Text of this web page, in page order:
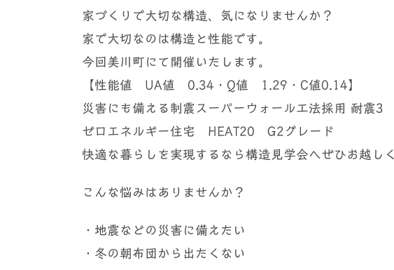
家づくりで大切な構造、気になりませんか？
家で大切なのは構造と性能です。
今回美川町にて開催いたします。
【性能値 UA値 0.34・Q値 1.29・C値0.14】
災害にも備える制震スーパーウォール工法採用 耐震3
ゼロエネルギー住宅 HEAT20 G2グレード
快適な暮らしを実現するなら構造見学会へぜひお越し
こんな悩みはありませんか？
・地震などの災害に備えたい
・冬の朝布団から出たくない